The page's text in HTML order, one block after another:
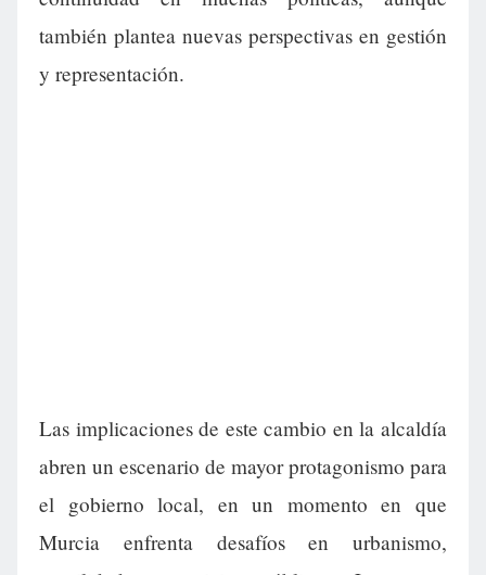
también plantea nuevas perspectivas en gestión
y representación.
Las implicaciones de este cambio en la alcaldía
abren un escenario de mayor protagonismo para
el gobierno local, en un momento en que
Murcia enfrenta desafíos en urbanismo,